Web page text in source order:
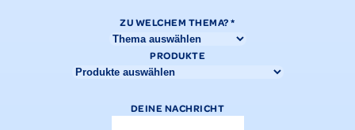
ZU WELCHEM THEMA?*
PRODUKTE
DEINE NACHRICHT